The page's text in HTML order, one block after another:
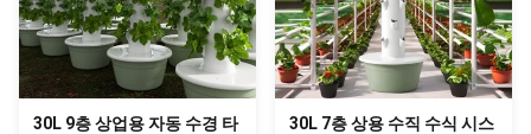
30L 9층 상업용 자동 수경 타
30L 7층 상용 수직 수식 시스